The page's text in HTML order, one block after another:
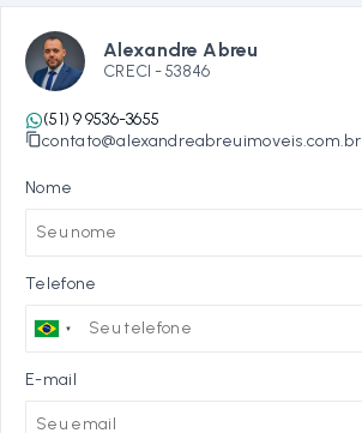
Alexandre Abreu
CRECI -53846
(51) 9 9536-3655
contato@alexandreabreuimoveis.com.br
Nome
Telefone
E-mail